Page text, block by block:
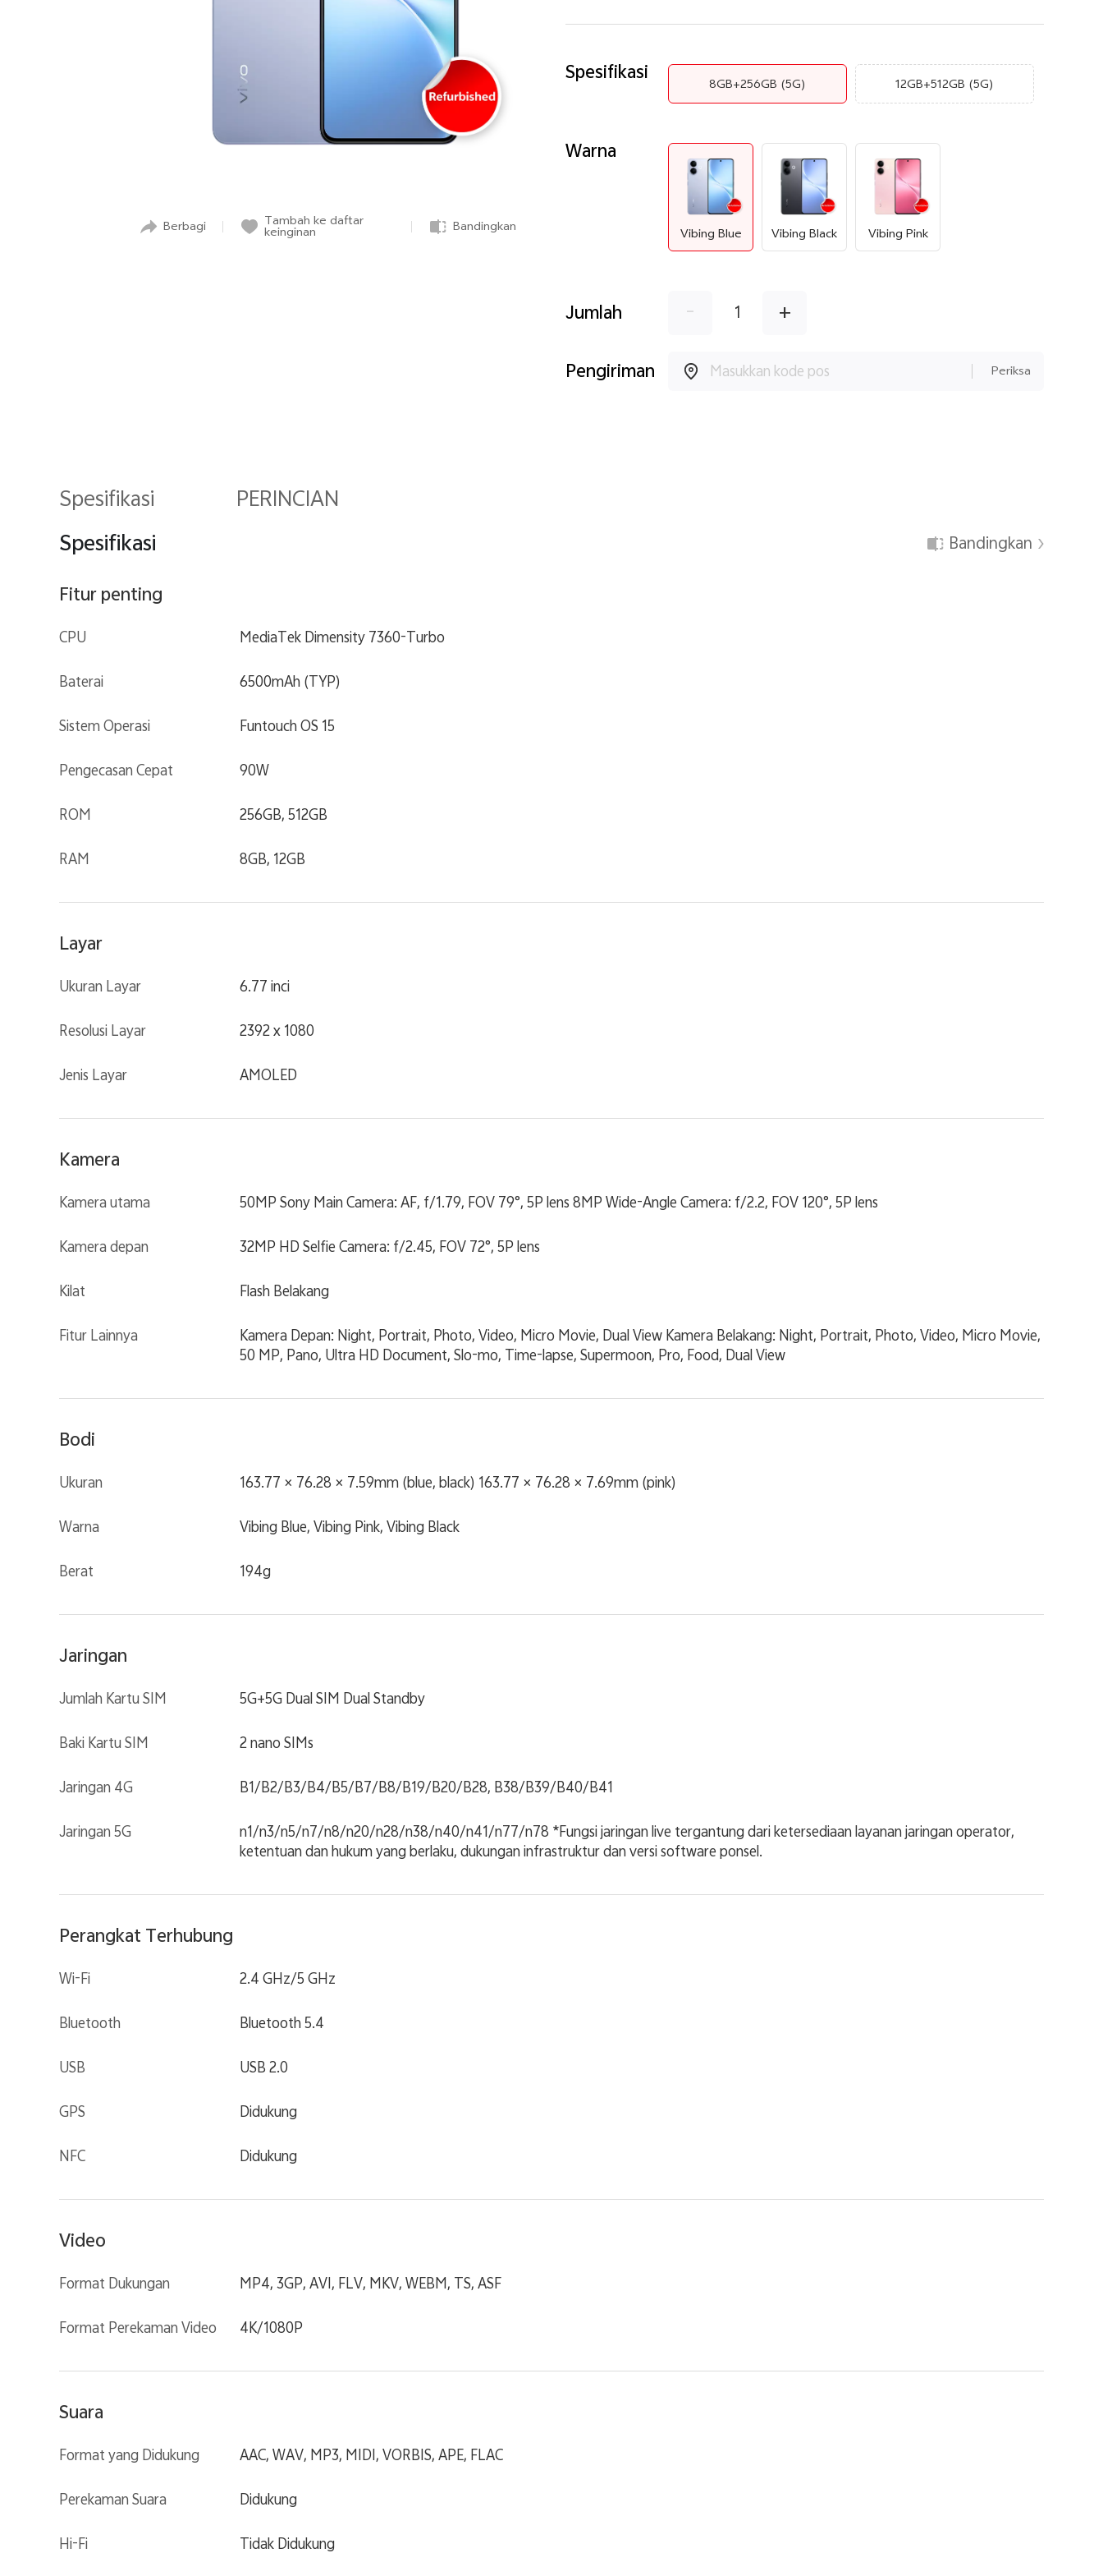
Berbagi
Tambah ke daftar
keinginan
Bandingkan
Spesifikasi
8GB+256GB (5G) 12GB+512GB (5G)
Warna
Vibing Blue Vibing Black Vibing Pink
Jumlah - 1 +
Pengiriman Periksa
Spesifikasi PERINCIAN
Spesifikasi Bandingkan
Fitur penting
CPU MediaTek Dimensity 7360-Turbo
Baterai 6500mAh (TYP)
Sistem Operasi Funtouch OS 15
Pengecasan Cepat 90W
ROM 256GB, 512GB
RAM 8GB, 12GB
Layar
Ukuran Layar 6.77 inci
Resolusi Layar 2392 x 1080
Jenis Layar AMOLED
Kamera
Kamera utama 50MP Sony Main Camera: AF, f/1.79, FOV 79°, 5P lens 8MP Wide-Angle Camera: f/2.2, FOV 120°, 5P lens
Kamera depan 32MP HD Selfie Camera: f/2.45, FOV 72°, 5P lens
Kilat Flash Belakang
Fitur Lainnya
Kamera Depan: Night, Portrait, Photo, Video, Micro Movie, Dual View Kamera Belakang: Night, Portrait, Photo, Video, Micro Movie,
50 MP, Pano, Ultra HD Document, Slo-mo, Time-lapse, Supermoon, Pro, Food, Dual View
Bodi
Ukuran 163.77 × 76.28 × 7.59mm (blue, black) 163.77 × 76.28 × 7.69mm (pink)
Warna Vibing Blue, Vibing Pink, Vibing Black
Berat 194g
Jaringan
Jumlah Kartu SIM 5G+5G Dual SIM Dual Standby
Baki Kartu SIM 2 nano SIMs
Jaringan 4G B1/B2/B3/B4/B5/B7/B8/B19/B20/B28, B38/B39/B40/B41
Jaringan 5G
n1/n3/n5/n7/n8/n20/n28/n38/n40/n41/n77/n78 *Fungsi jaringan live tergantung dari ketersediaan layanan jaringan operator,
ketentuan dan hukum yang berlaku, dukungan infrastruktur dan versi software ponsel.
Perangkat Terhubung
Wi-Fi 2.4 GHz/5 GHz
Bluetooth Bluetooth 5.4
USB USB 2.0
GPS Didukung
NFC Didukung
Video
Format Dukungan MP4, 3GP, AVI, FLV, MKV, WEBM, TS, ASF
Format Perekaman Video 4K/1080P
Suara
Format yang Didukung AAC, WAV, MP3, MIDI, VORBIS, APE, FLAC
Perekaman Suara Didukung
Hi-Fi Tidak Didukung